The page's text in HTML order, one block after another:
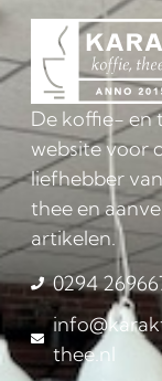
De koffie- en
website voor
liefhebber
thee en
artikelen.
0294
thee.nl